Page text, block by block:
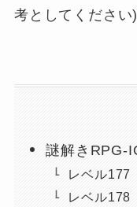
考としてください)
謎解きRPG-
レベル177
レベル178